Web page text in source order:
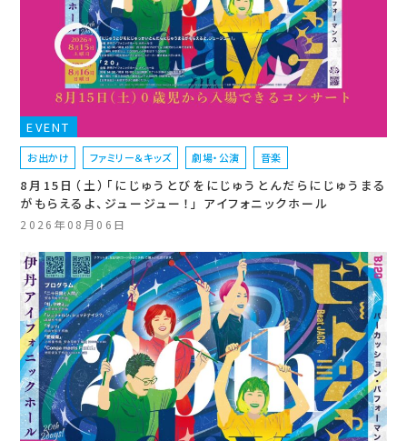
EVENT
お出かけ ファミリー＆キッズ 劇場・公演 音楽
8月15日（土）「にじゅうとびをにじゅうとんだらにじゅうまる
がもらえるよ、ジュージュー！」 アイフォニックホール
2026年08月06日